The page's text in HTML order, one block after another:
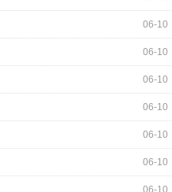
06-10
06-10
06-10
06-10
06-10
06-10